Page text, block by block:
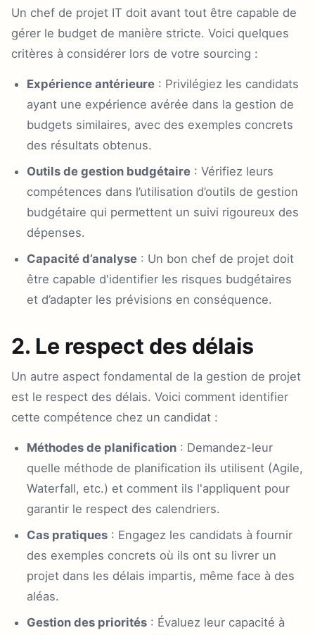
Un chef de projet IT doit avant tout être capable de
gérer le budget de manière stricte. Voici quelques
critères à considérer lors de votre sourcing :
Expérience antérieure : Privilégiez les candidats
ayant une expérience avérée dans la gestion de
budgets similaires, avec des exemples concrets
des résultats obtenus.
Outils de gestion budgétaire : Vérifiez leurs
compétences dans l’utilisation d’outils de gestion
budgétaire qui permettent un suivi rigoureux des
dépenses.
Capacité d’analyse : Un bon chef de projet doit
être capable d'identifier les risques budgétaires
et d’adapter les prévisions en conséquence.
2. Le respect des délais
Un autre aspect fondamental de la gestion de projet
est le respect des délais. Voici comment identifier
cette compétence chez un candidat :
Méthodes de planification : Demandez-leur
quelle méthode de planification ils utilisent (Agile,
Waterfall, etc.) et comment ils l'appliquent pour
garantir le respect des calendriers.
Cas pratiques : Engagez les candidats à fournir
des exemples concrets où ils ont su livrer un
projet dans les délais impartis, même face à des
aléas.
Gestion des priorités : Évaluez leur capacité à